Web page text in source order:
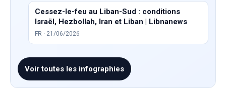
Cessez-le-feu au Liban-Sud : conditions
Israël, Hezbollah, Iran et Liban | Libnanews
FR · 21/06/2026
Voir toutes les infographies